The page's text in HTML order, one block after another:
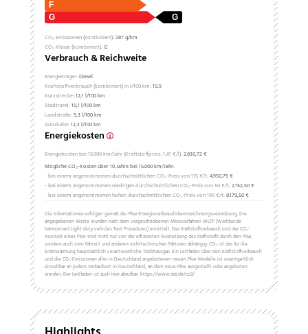
CO₂ Emissionen (kombiniert):287 g/km
CO₂ Klasse (kombiniert):G
Verbrauch & Reichweite
Energieträger:Diesel
Kraftstoffverbrauch (kombiniert) in l/100 km:10,9
Kurzstrecke:12,1 l/100 km
Stadtrand:10,1 l/100 km
Landstraße:9,3 l/100 km
Autobahn:12,3 l/100 km
Energiekosten
Energiekosten bei 15.000 km/Jahr (Kraftstoffpreis:1,61 €/l):2.630,72 €
Mögliche CO₂-Kosten über 10 Jahre bei 15.000 km/Jahr:
- bei einem angenommenen durchschnittlichen CO₂-Preis von 115 €/t:4.950,75 €
- bei einem angenommenen niedrigen durchschnittlichen CO₂-Preis von 50 €/t:2.152,50 €
- bei einem angenommenen hohen durchschnittlichen CO₂-Preis von 190 €/t:8.179,50 €
Die Informationen erfolgen gemäß der Pkw-Energieverbrauchskennzeichnungsverordnung. Die
angegebenen Werte wurden nach dem vorgeschriebenen Messverfahren WLTP (Worldwide
harmonised Light-duty vehicles Test Procedures) ermittelt. Der Kraftstoffverbrauch und der CO₂-
Ausstoß eines Pkw sind nicht nur von der effizienten Ausnutzung des Kraftstoffs durch den Pkw,
sondern auch vom Fahrstil und anderen nichttechnischen Faktoren abhängig. CO₂ ist das für die
Erderwärmung hauptsächlich verantwortliche Treibhausgas. Ein Leitfaden über den Kraftstoffverbrauch
und die CO₂-Emissionen aller in Deutschland angebotenen neuen Pkw-Modelle ist unentgeltlich
einsehbar an jedem Verkaufsort in Deutschland, an dem neue Pkw ausgestellt oder angeboten
werden. Der Leitfaden ist auch hier abrufbar: https://www.dat.de/co2/